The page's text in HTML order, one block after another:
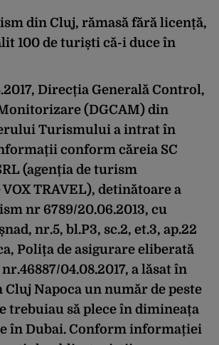
din Cluj, rămasă fără licență,
100 de turiști că-i duce în
Direcția Generală Control,
(DGCAM) din
Turismului a intrat în
conform căreia SC
(agenția de turism
TRAVEL), detinătoare a
nr 6789/20.06.2013, cu
nr.5, bl.P3, sc.2, et.3, ap.22
Polița de asigurare eliberată
04.08.2017, a lăsat în
Napoca un număr de peste
trebuiau să plece în dimineața
în Dubai. Conform informației